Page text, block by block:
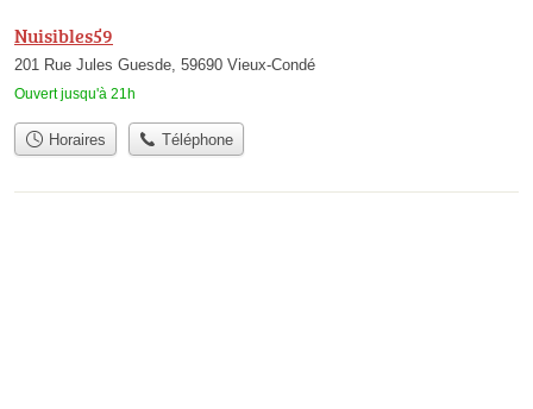
Nuisibles59
201 Rue Jules Guesde, 59690 Vieux-Condé
Ouvert jusqu'à 21h
Horaires Téléphone